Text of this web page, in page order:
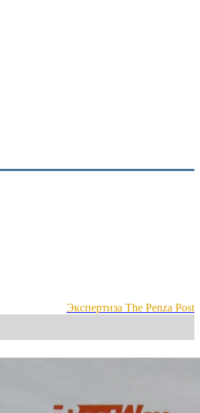
Экспертиза The Penza Post